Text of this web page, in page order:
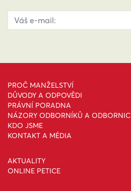
PROČ MANŽELSTVÍ
DŮVODY A ODPOVĚDI
PRÁVNÍ PORADNA
NÁZORY ODBORNÍKŮ A ODBORNIC
KDO JSME
KONTAKT A MÉDIA
AKTUALITY
ONLINE PETICE